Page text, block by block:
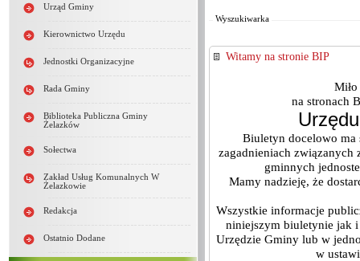
Urząd Gminy
Kierownictwo Urzędu
Jednostki Organizacyjne
Rada Gminy
Biblioteka Publiczna Gminy
Żelazków
Sołectwa
Zakład Usług Komunalnych W
Żelazkowie
Redakcja
Ostatnio Dodane
Wyszukiwarka
Witamy na stronie BIP
na stronach
Biuletyn docelowo ma
zagadnieniach związanych
gminnych
Mamy nadzieję, że
Wszystkie informacje
niniejszym biuletynie jak
Urzędzie Gminy lub w
w